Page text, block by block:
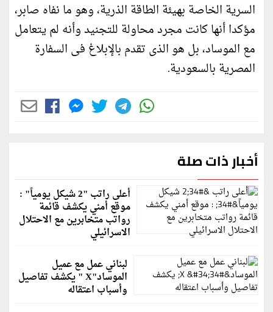
السرية الخاصة بهيئة الطاقة الذرية‏، وهو ما نفاه صابر،
مؤكدا أنها كانت مجرد محاولة للتجنيد وأنه لم يتعامل
مع الموساد، بل هو الذى تقدم بالإبلاغ فى السفارة
المصرية بالسعودية.
أخبار ذات صلة
أعلى راتب "2 شيكل يومياً" :
موقع أمني يكشف قائمة
رواتب متخابرين مع الاحتلال
الاسرائيلي
لبناني عمل مع عميل
الموساد"X " يكشف تفاصيل
وأسباب اعتقاله